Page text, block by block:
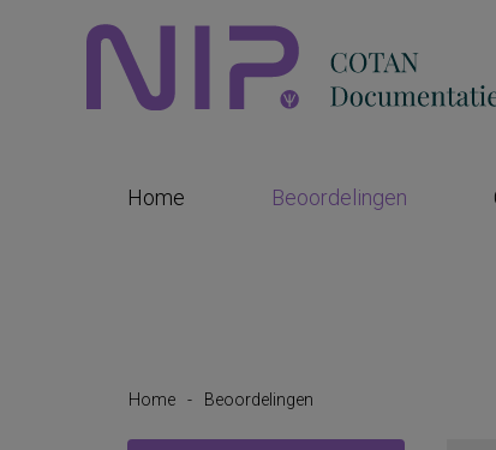
Home Beoordelingen
Home - Beoordelingen